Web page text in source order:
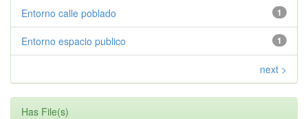
1
Entorno calle poblado
1
Entorno espacio publico
next >
Has File(s)